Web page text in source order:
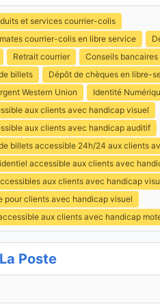
et services courrier-colis
courrier-colis en libre service
Retrait courrier
Conseils bancaires
billets
Dépôt de chèques en libre-
Western Union
Identité
aux clients avec handicap visuel
aux clients avec handicap auditif
billets accessible 24h/24 aux clients
accessible aux clients avec
aux clients avec handicap
pour clients avec handicap visuel
aux clients avec handicap
Poste